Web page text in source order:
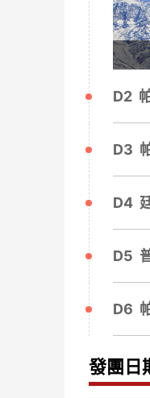
D2
D3
D4
D5
D6
發團日